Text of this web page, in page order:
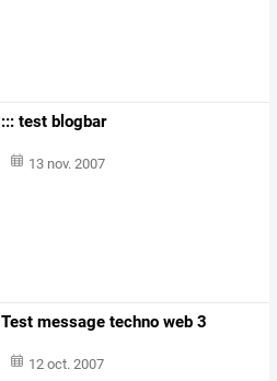
::: test blogbar
13 nov. 2007
Test message techno web 3
12 oct. 2007